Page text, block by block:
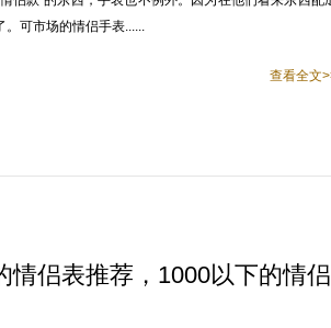
。可市场的情侣手表......
查看全文
情侣表推荐，1000以下的情侣